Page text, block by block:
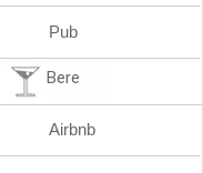
Pub
Bere
Airbnb